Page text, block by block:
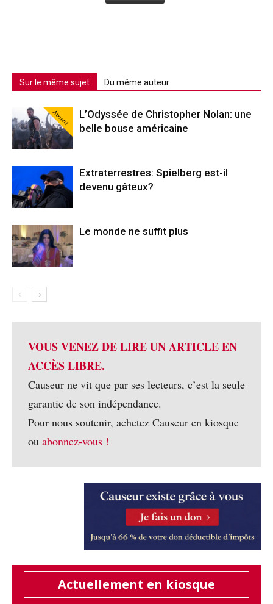
Sur le même sujet Du même auteur
Abonné
L’Odyssée de Christopher Nolan: une
belle bouse américaine
Extraterrestres: Spielberg est-il
devenu gâteux?
Le monde ne suffit plus
VOUS VENEZ DE LIRE UN ARTICLE EN
ACCÈS LIBRE.
Causeur ne vit que par ses lecteurs, c’est la seule
garantie de son indépendance.
Pour nous soutenir, achetez Causeur en kiosque
ou abonnez-vous !
Actuellement en kiosque